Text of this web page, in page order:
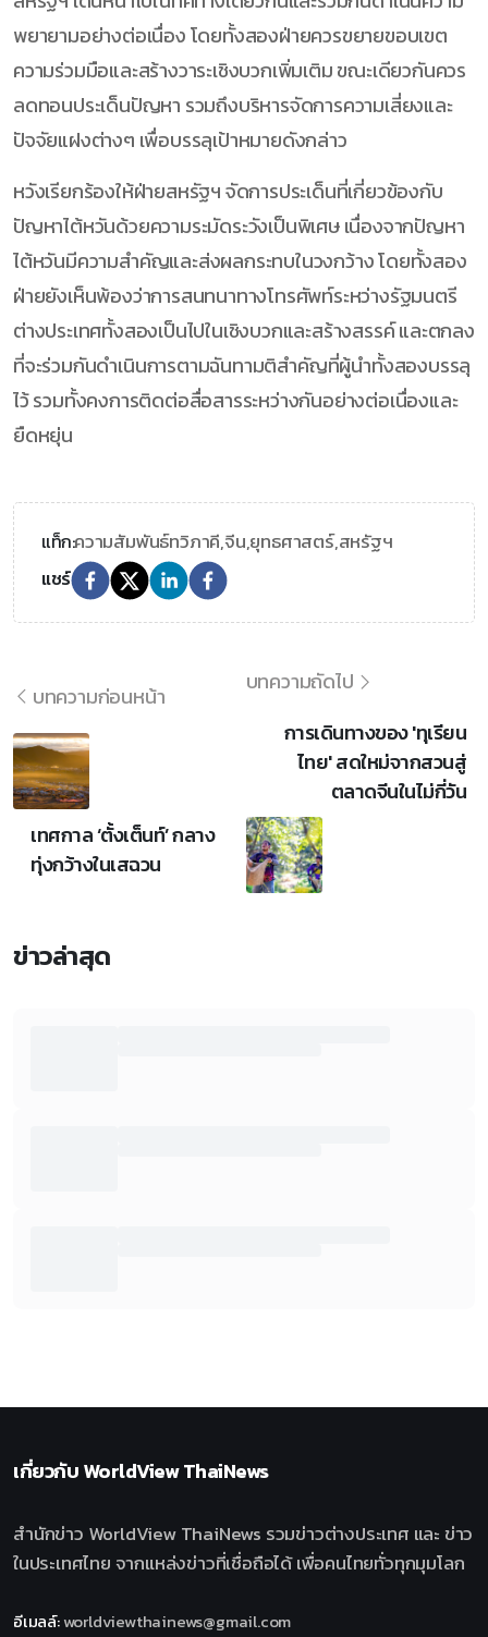
พยายามอย่างต่อเนื่อง โดยทั้งสองฝ่ายควรขยายขอบเขต
ความร่วมมือและสร้างวาระเชิงบวกเพิ่มเติม ขณะเดียวกันควร
ลดทอนประเด็นปัญหา รวมถึงบริหารจัดการความเสี่ยงและ
ปัจจัยแฝงต่างๆ เพื่อบรรลุเป้าหมายดังกล่าว
หวังเรียกร้องให้ฝ่ายสหรัฐฯ จัดการประเด็นที่เกี่ยวข้องกับ
ปัญหาไต้หวันด้วยความระมัดระวังเป็นพิเศษ เนื่องจากปัญหา
ไต้หวันมีความสำคัญและส่งผลกระทบในวงกว้าง โดยทั้งสอง
ฝ่ายยังเห็นพ้องว่าการสนทนาทางโทรศัพท์ระหว่างรัฐมนตรี
ต่างประเทศทั้งสองเป็นไปในเชิงบวกและสร้างสรรค์ และตกลง
ที่จะร่วมกันดำเนินการตามฉันทามติสำคัญที่ผู้นำทั้งสองบรรลุ
ไว้ รวมทั้งคงการติดต่อสื่อสารระหว่างกันอย่างต่อเนื่องและ
ยืดหยุ่น
แท็ก:ความสัมพันธ์ทวิภาคี,จีน,ยุทธศาสตร์,สหรัฐฯ
แชร์
บทความก่อนหน้า
เทศกาล ‘ตั้งเต็นท์’ กลาง
ทุ่งกว้างในเสฉวน
บทความถัดไป
การเดินทางของ 'ทุเรียน
ไทย' สดใหม่จากสวนสู่
ตลาดจีนในไม่กี่วัน
ข่าวล่าสุด
เกี่ยวกับWorldView ThaiNews
สำนักข่าว WorldView ThaiNews รวมข่าวต่างประเทศ และ ข่าว
ในประเทศไทย จากแหล่งข่าวที่เชื่อถือได้ เพื่อคนไทยทั่วทุกมุมโลก
อีเมลล์:worldviewthainews@gmail.com